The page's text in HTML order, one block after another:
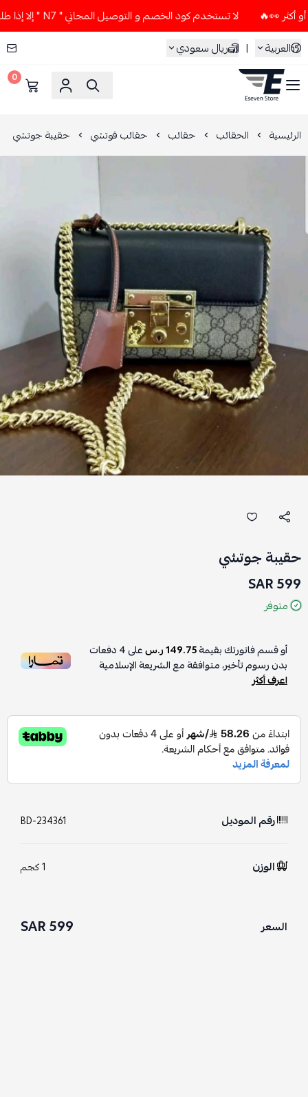
لا تستخدم كود الخصم و التوصيل المجاني " N7 " إلا إذا طلبت قطعتين أو أكثر 👀🔥
العربية
| ريال سعودي
ESEVEN STORE
0
الرئيسية الحقائب حقائب حقائب قوتشي حقيبة جوتشي
حقيبة جوتشي
599 SAR
متوفر
أو قسم فاتورتك بقيمة149.75 ر.س على4دفعات
بدون رسوم تأخير، متوافقة مع الشريعة الإسلامية
اعرف أكثر
رقم الموديل BD-234361
الوزن 1 كجم
السعر 599 SAR